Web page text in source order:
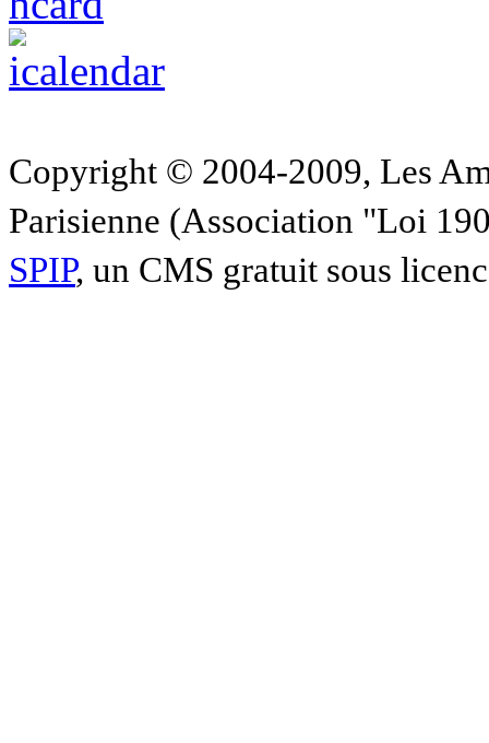
Copyright © 2004-2009, Les
Parisienne (Association "Loi
SPIP, un CMS gratuit sous